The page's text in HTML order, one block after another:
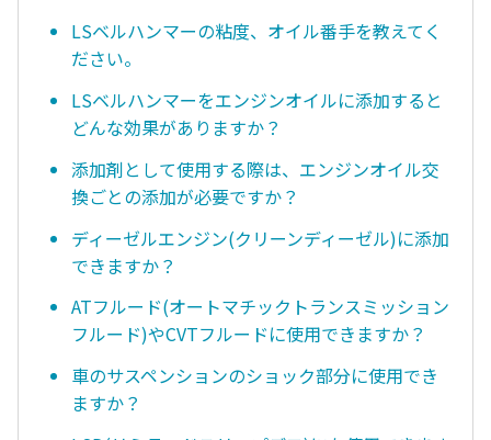
LSベルハンマーの粘度、オイル番手を教えてく
ださい。
LSベルハンマーをエンジンオイルに添加すると
どんな効果がありますか？
添加剤として使用する際は、エンジンオイル交
換ごとの添加が必要ですか？
ディーゼルエンジン(クリーンディーゼル)に添加
できますか？
ATフルード(オートマチックトランスミッション
フルード)やCVTフルードに使用できますか？
車のサスペンションのショック部分に使用でき
ますか？